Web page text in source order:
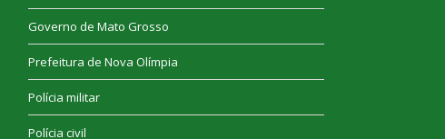
Governo de Mato Grosso
Prefeitura de Nova Olímpia
Polícia militar
Polícia civil